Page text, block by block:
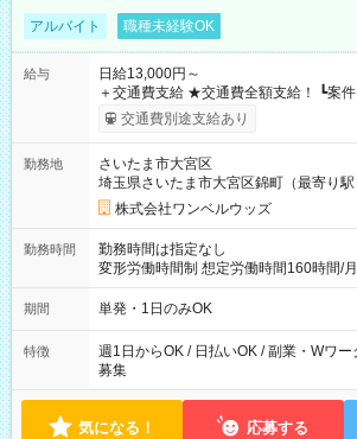
アルバイト 職種未経験OK
給与
日給13,000円～
＋交通費支給 ★交通費全額支給！ ┗案件により規定あり ★日払
いOK！（規定あり） ┗働いたその日に
ンビニATMから 日払い分を引き落とせます！ 【試用
交通費別途支給あり
勤務地
さいたま市大宮区
埼玉県さいたま市大宮区錦町（最寄り駅
株式会社ワンベルウッズ
勤務時間
勤務時間は指定なし
変形労働時間制 想定労働時間160時間/月 【シフト例】 ・8：00
～21：00
期間 単発・1日のみOK
特徴
週1日からOK / 日払いOK / 副業・Wワ
募集
気になる！ 応募する